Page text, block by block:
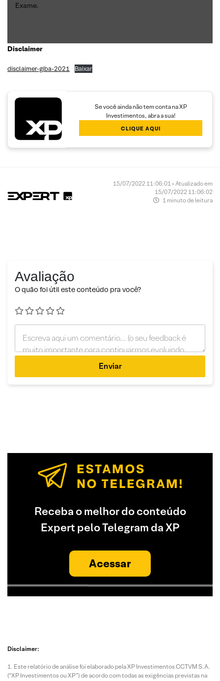
Exame.
Disclaimer
disclaimer-giba-2021 Baixar
Se você ainda não tem conta na XP
Investimentos, abra a sua!
CLIQUE AQUI
15/07/2022 11:06:01 • Atualizado em
15/07/2022 11:06:02
1 minuto de leitura
Avaliação
O quão foi útil este conteúdo pra você?
Enviar
Receba o melhor do conteúdo
Expert pelo Telegram da XP
Acessar
Disclaimer:
Este relatório de análise foi elaborado pela XP Investimentos CCTVM S.A.
(“XP Investimentos ou XP”) de acordo com todas as exigências previstas na